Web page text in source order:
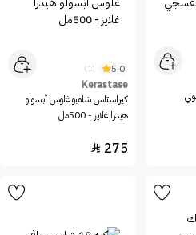
5.0
(1)
Kerastase
كيراستاس شامبو غلوس أبسولو
هيدرا غلايز - 500مل
275
